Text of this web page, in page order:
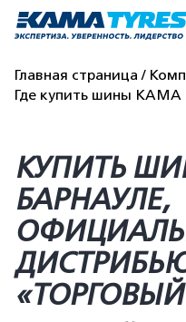
Главная страница
Где купить шины КАМА
КУПИТЬ
БАРНАУЛЕ,